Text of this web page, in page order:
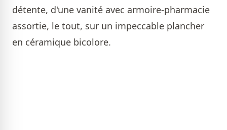
détente, d'une vanité avec armoire-pharmacie
assortie, le tout, sur un impeccable plancher
en céramique bicolore.